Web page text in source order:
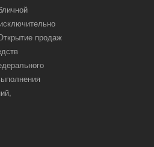
закладная под
2х полосный
для навески штор
продаж